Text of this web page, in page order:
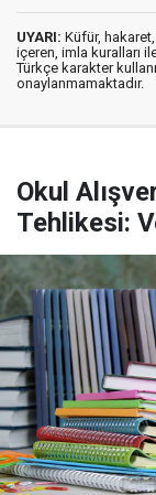
UYARI: Küfür,
içeren, imla kuralları
Türkçe karakter
onaylanmamaktadır.
Okul
Tehlikesi: